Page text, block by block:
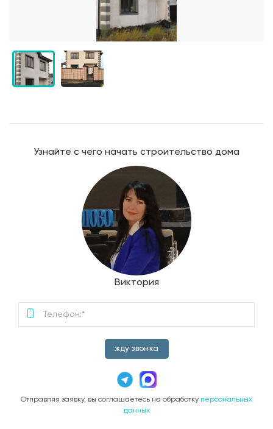
Узнайте с чего начать строительство дома
Виктория
жду звонка
Отправляя заявку, вы соглашаетесь на обработку персональных
данных